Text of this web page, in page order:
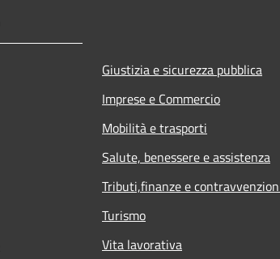
Giustizia e sicurezza pubblica
Imprese e Commercio
Mobilità e trasporti
Salute, benessere e assistenza
Tributi,finanze e
Turismo
Vita lavorativa